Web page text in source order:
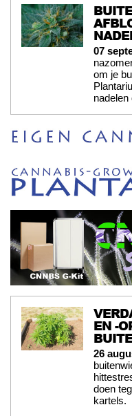
07
om je
nadelen
EN -
26
doen
kartels.